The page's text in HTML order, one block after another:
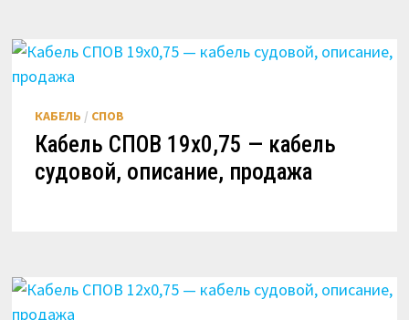
КАБЕЛЬ / СПОВ
Кабель СПОВ 19х0,75 — кабель
судовой, описание, продажа